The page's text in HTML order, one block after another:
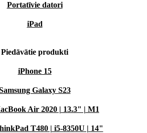
Portatīvie datori
iPad
Piedāvātie produkti
iPhone 15
Galaxy S23
Air 2020 | 13.3" | M1
T480 | i5-8350U | 14"